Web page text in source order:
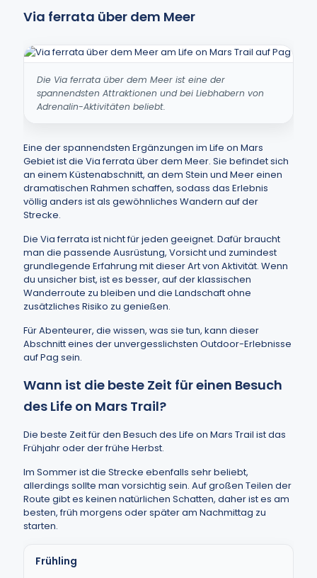
Via ferrata über dem Meer
Die Via ferrata über dem Meer ist eine der
spannendsten Attraktionen und bei Liebhabern von
Adrenalin-Aktivitäten beliebt.
Eine der spannendsten Ergänzungen im Life on Mars
Gebiet ist die Via ferrata über dem Meer. Sie befindet sich
an einem Küstenabschnitt, an dem Stein und Meer einen
dramatischen Rahmen schaffen, sodass das Erlebnis
völlig anders ist als gewöhnliches Wandern auf der
Strecke.
Die Via ferrata ist nicht für jeden geeignet. Dafür braucht
man die passende Ausrüstung, Vorsicht und zumindest
grundlegende Erfahrung mit dieser Art von Aktivität. Wenn
du unsicher bist, ist es besser, auf der klassischen
Wanderroute zu bleiben und die Landschaft ohne
zusätzliches Risiko zu genießen.
Für Abenteurer, die wissen, was sie tun, kann dieser
Abschnitt eines der unvergesslichsten Outdoor-Erlebnisse
auf Pag sein.
Wann ist die beste Zeit für einen Besuch
des Life on Mars Trail?
Die beste Zeit für den Besuch des Life on Mars Trail ist das
Frühjahr oder der frühe Herbst.
Im Sommer ist die Strecke ebenfalls sehr beliebt,
allerdings sollte man vorsichtig sein. Auf großen Teilen der
Route gibt es keinen natürlichen Schatten, daher ist es am
besten, früh morgens oder später am Nachmittag zu
starten.
Frühling